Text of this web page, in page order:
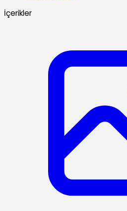
İçerikler